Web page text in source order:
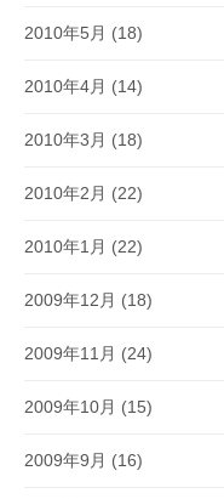
2010年5月 (18)
2010年4月 (14)
2010年3月 (18)
2010年2月 (22)
2010年1月 (22)
2009年12月 (18)
2009年11月 (24)
2009年10月 (15)
2009年9月 (16)